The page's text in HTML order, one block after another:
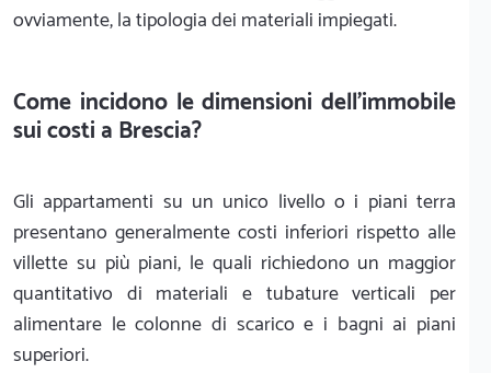
ovviamente, la tipologia dei materiali impiegati.
Come incidono le dimensioni dell'immobile
sui costi a Brescia?
Gli appartamenti su un unico livello o i piani terra
presentano generalmente costi inferiori rispetto alle
villette su più piani, le quali richiedono un maggior
quantitativo di materiali e tubature verticali per
alimentare le colonne di scarico e i bagni ai piani
superiori.